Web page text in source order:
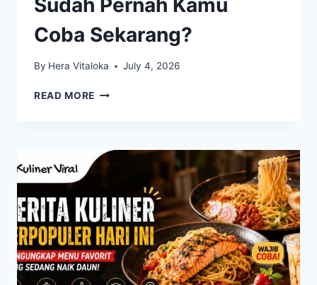
Coba Sekarang?
By Hera Vitaloka July 4, 2026
READ MORE KULINER
DIBICARAKAN,
MANA
SUDAH
PERNAH
KAMU
COBA
SEKARANG?